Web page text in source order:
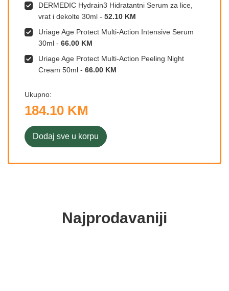
DERMEDIC Hydrain3 Hidratantni Serum za lice,
vrat i dekolte 30ml - 52.10 KM
Uriage Age Protect Multi-Action Intensive Serum
30ml - 66.00 KM
Uriage Age Protect Multi-Action Peeling Night
Cream 50ml - 66.00 KM
Ukupno:
184.10 KM
Dodaj sve u korpu
Najprodavaniji